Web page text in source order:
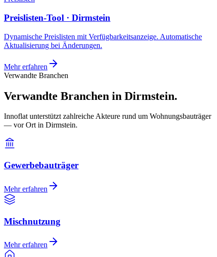
Preislisten-Tool · Dirmstein
Dynamische Preislisten mit Verfügbarkeitsanzeige. Automatische
Aktualisierung bei Änderungen.
Mehr erfahren
Verwandte Branchen
Verwandte Branchen in Dirmstein.
Innoflat unterstützt zahlreiche Akteure rund um Wohnungsbauträger
— vor Ort in Dirmstein.
Gewerbebauträger
Mehr erfahren
Mischnutzung
Mehr erfahren